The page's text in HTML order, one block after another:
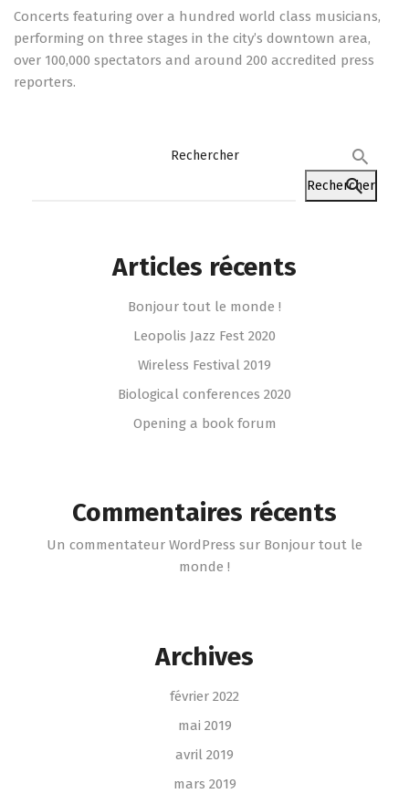
Concerts featuring over a hundred world class musicians,
performing on three stages in the city’s downtown area,
over 100,000 spectators and around 200 accredited press
reporters.
Rechercher
Rechercher
Articles récents
Bonjour tout le monde !
Leopolis Jazz Fest 2020
Wireless Festival 2019
Biological conferences 2020
Opening a book forum
Commentaires récents
Un commentateur WordPress sur Bonjour tout le
monde !
Archives
février 2022
mai 2019
avril 2019
mars 2019